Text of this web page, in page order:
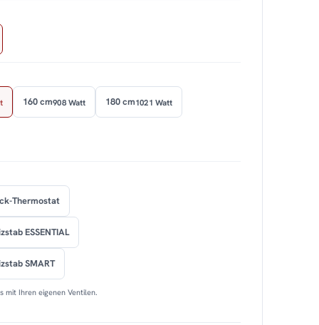
160 cm908 Watt 180 cm1021 Watt
Thermostat
ESSENTIAL
SMART
mit Ihren eigenen Ventilen.